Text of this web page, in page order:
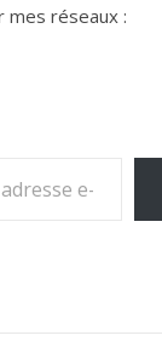
mes réseaux :